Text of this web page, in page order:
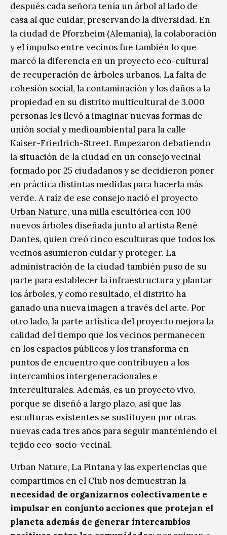
después cada señora tenía un árbol al lado de
casa al que cuidar, preservando la diversidad. En
la ciudad de Pforzheim (Alemania), la colaboración
y el impulso entre vecinos fue también lo que
marcó la diferencia en un proyecto eco-cultural
de recuperación de árboles urbanos. La falta de
cohesión social, la contaminación y los daños a la
propiedad en su distrito multicultural de 3.000
personas les llevó a imaginar nuevas formas de
unión social y medioambiental para la calle
Kaiser-Friedrich-Street. Empezaron debatiendo
la situación de la ciudad en un consejo vecinal
formado por 25 ciudadanos y se decidieron poner
en práctica distintas medidas para hacerla más
verde. A raíz de ese consejo nació el proyecto
Urban Nature, una milla escultórica con 100
nuevos árboles diseñada junto al artista René
Dantes, quien creó cinco esculturas que todos los
vecinos asumieron cuidar y proteger. La
administración de la ciudad también puso de su
parte para establecer la infraestructura y plantar
los árboles, y como resultado, el distrito ha
ganado una nueva imagen a través del arte. Por
otro lado, la parte artística del proyecto mejora la
calidad del tiempo que los vecinos permanecen
en los espacios públicos y los transforma en
puntos de encuentro que contribuyen a los
intercambios intergeneracionales e
interculturales. Además, es un proyecto vivo,
porque se diseñó a largo plazo, así que las
esculturas existentes se sustituyen por otras
nuevas cada tres años para seguir manteniendo el
tejido eco-socio-vecinal.
Urban Nature, La Pintana y las experiencias que
compartimos en el Club nos demuestran la
necesidad de organizarnos colectivamente e
impulsar en conjunto acciones que protejan el
planeta además de generar intercambios